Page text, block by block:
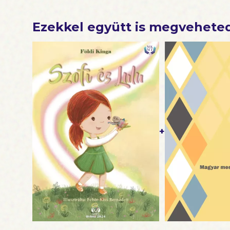
Ezekkel együtt is
+